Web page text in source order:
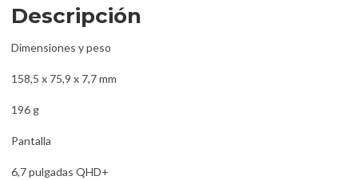
Descripción
Dimensiones y peso
158,5 x 75,9 x 7,7 mm
196 g
Pantalla
6,7 pulgadas QHD+